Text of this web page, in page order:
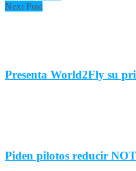
Next Post
Presenta World2Fly su
Piden pilotos reducir